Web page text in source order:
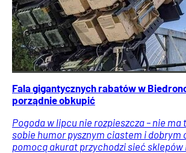
Fala gigantycznych rabatów w
porządnie obkupić
Pogoda w lipcu nie rozpieszcza – nie
sobie humor pysznym ciastem i dobrym
pomocą akurat przychodzi sieć sklepów